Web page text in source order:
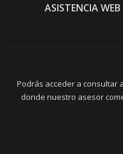
ASISTENCIA
Podrás acceder a consultar
donde nuestro asesor